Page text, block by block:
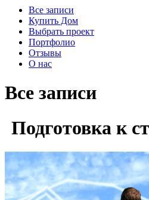
Все записи
Купить Дом
Выбрать проект
Портфолио
Отзывы
О нас
Все записи
Подготовка к